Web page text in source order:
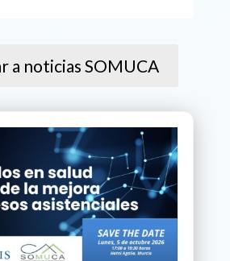
a noticias SOMUCA